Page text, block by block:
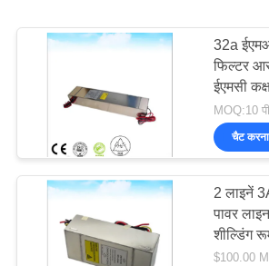
32a
फिल्टर
ईएमसी
लिए
MOQ:10
चैट करना
2 लाइनें
पावर
शील्डिंग
$100.00